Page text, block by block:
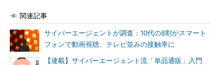
関連記事
サイバーエージェントが調査：10代の8割がスマート
フォンで動画視聴、テレビ並みの接触率に
【連載】サイバーエージェント流「単品通販」入門